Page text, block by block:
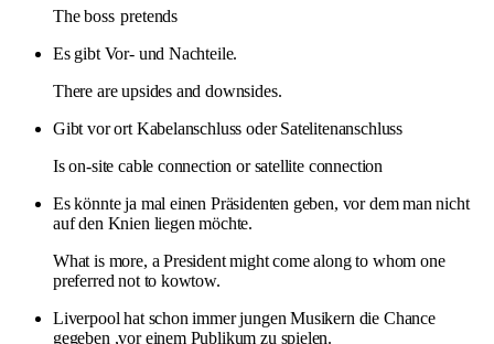
The boss pretends
Es gibt Vor- und Nachteile.
There are upsides and downsides.
Gibt vor ort Kabelanschluss oder Satelitenanschluss
Is on-site cable connection or satellite connection
Es könnte ja mal einen Präsidenten geben, vor dem man nicht
auf den Knien liegen möchte.
What is more, a President might come along to whom one
preferred not to kowtow.
Liverpool hat schon immer jungen Musikern die Chance
gegeben ,vor einem Publikum zu spielen.